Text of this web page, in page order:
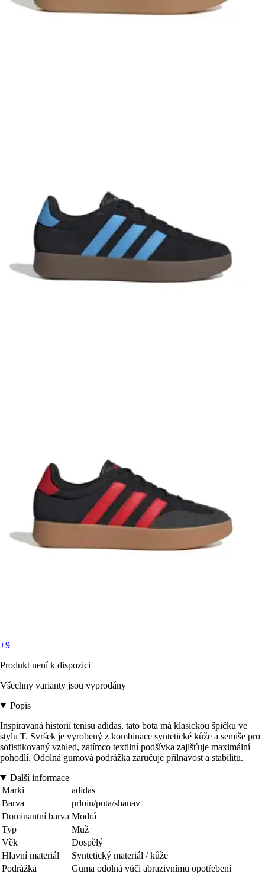
+9
Produkt není k dispozici
Všechny varianty jsou vyprodány
Popis
Inspiravaná historií tenisu adidas, tato bota má klasickou špičku ve
stylu T. Svršek je vyrobený z kombinace syntetické kůže a semiše pro
sofistikovaný vzhled, zatímco textilní podšívka zajišťuje maximální
pohodlí. Odolná gumová podrážka zaručuje přilnavost a stabilitu.
Další informace
Marki
adidas
Barva
prloin/puta/shanav
Dominantní barva Modrá
Typ
Muž
Věk
Dospělý
Hlavní materiál
Syntetický materiál / kůže
Podrážka
Guma odolná vůči abrazivnímu opotřebení